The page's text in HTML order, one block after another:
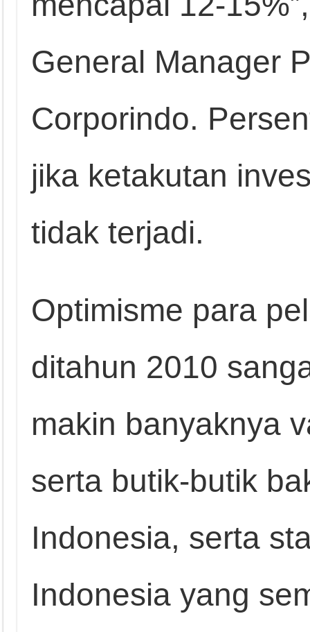
General Manager
Corporindo.
jika ketakutan
tidak terjadi.
Optimisme para
ditahun 2010
makin banyaknya
serta butik-butik
Indonesia, serta
Indonesia yang